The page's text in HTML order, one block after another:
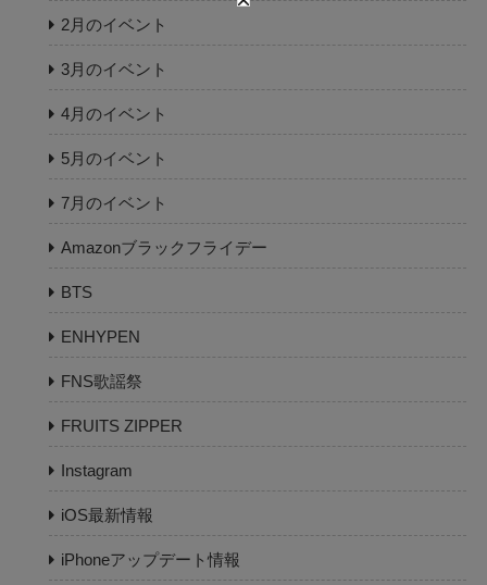
2月のイベント
3月のイベント
4月のイベント
5月のイベント
7月のイベント
Amazonブラックフライデー
BTS
ENHYPEN
FNS歌謡祭
FRUITS ZIPPER
Instagram
iOS最新情報
iPhoneアップデート情報